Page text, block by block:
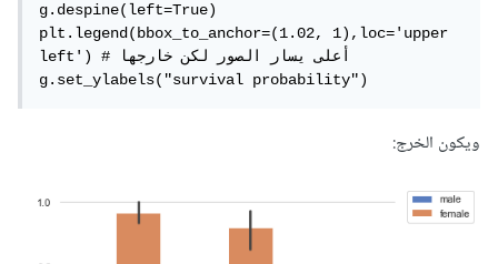
g.despine(left=True)
plt.legend(bbox_to_anchor=(1.02, 1),loc='upper
left') # أعلى يسار الصور لكن خارجها
g.set_ylabels("survival probability")
ويكون الخرج: